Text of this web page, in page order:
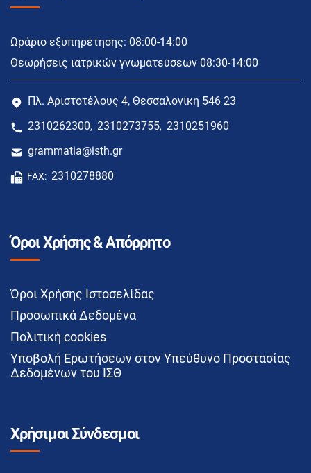
Ωράριο εξυπηρέτησης: 08:00-14:00
Θεωρήσεις ιατρικών γνωματεύσεων 08:30-14:00
Πλ. Αριστοτέλους 4, Θεσσαλονίκη 546 23
2310262300, 2310273755, 2310251960
grammatia@isth.gr
FAX: 2310278880
Όροι Χρήσης & Απόρρητο
Όροι Χρήσης Ιστοσελίδας
Προσωπικά Δεδομένα
Πολιτική cookies
Υποβολή Ερωτήσεων στον Υπεύθυνο Προστασίας
Δεδομένων του ΙΣΘ
Χρήσιμοι Σύνδεσμοι